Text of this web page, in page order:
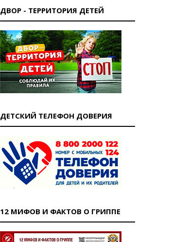
ДВОР - ТЕРРИТОРИЯ ДЕТЕЙ
ДЕТСКИЙ ТЕЛЕФОН ДОВЕРИЯ
12 МИФОВ И ФАКТОВ О ГРИППЕ